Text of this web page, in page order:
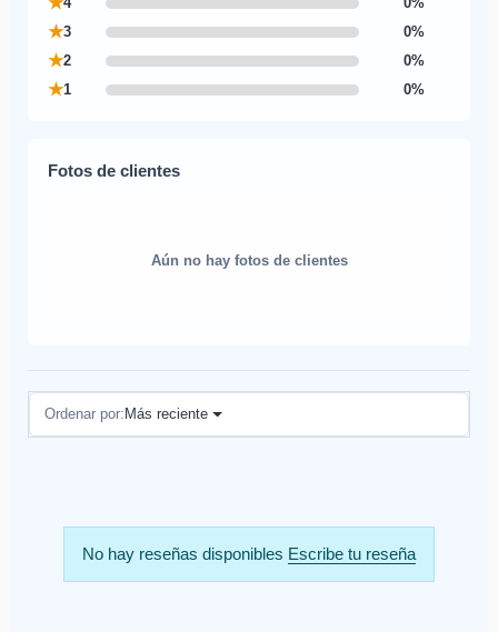
★3 0%
★2 0%
★1 0%
Fotos de clientes
Aún no hay fotos de clientes
Reseñas (0)
Ordenar por: Más reciente
No hay reseñas disponibles Escribe tu reseña